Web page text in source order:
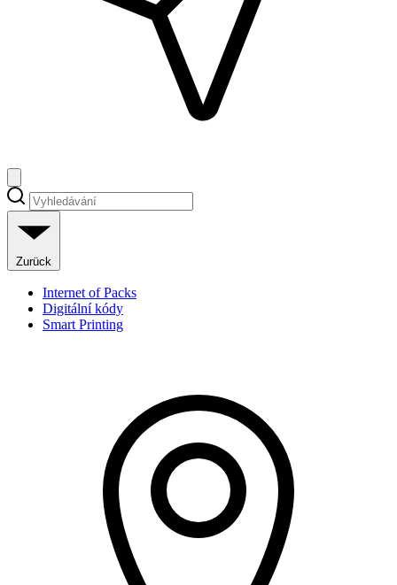
Zurück
Internet of Packs
Digitální kódy
Smart Printing